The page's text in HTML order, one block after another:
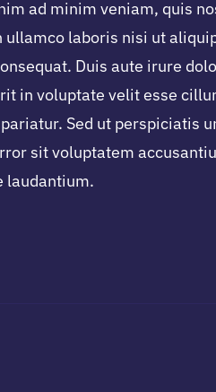
ad minim veniam, quis
laboris nisi ut
Duis aute irure
in voluptate velit esse
Sed ut perspiciatis
sit voluptatem
laudantium.